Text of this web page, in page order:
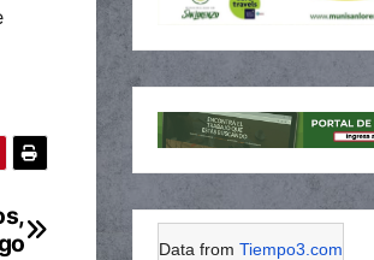
Data from Tiempo3.com